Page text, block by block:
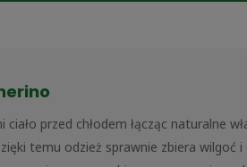
przed chłodem łącząc naturalne
temu odzież sprawnie zbiera wilgoć